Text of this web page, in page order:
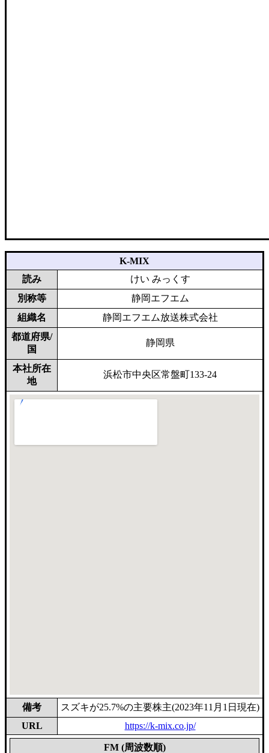
K-MIX
読み
けい みっくす
別称等
静岡エフエム
組織名
静岡エフエム放送株式会社
都道府県/
国
静岡県
本社所在
地
浜松市中央区常盤町133-24
備考
スズキが25.7%の主要株主(2023年11月1日現在)
URL
https://k-mix.co.jp/
FM (周波数順)